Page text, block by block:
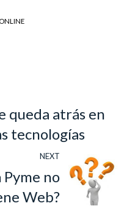
queda atrás en
tecnologías
NEXT
Pyme no
Web?